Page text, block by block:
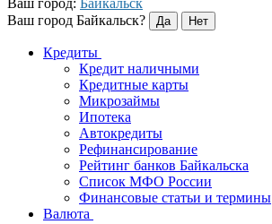
Ваш город: Байкальск
Ваш город Байкальск?
Кредиты
Кредит наличными
Кредитные карты
Микрозаймы
Ипотека
Автокредиты
Рефинансирование
Рейтинг банков Байкальска
Список МФО России
Финансовые статьи и термины
Валюта